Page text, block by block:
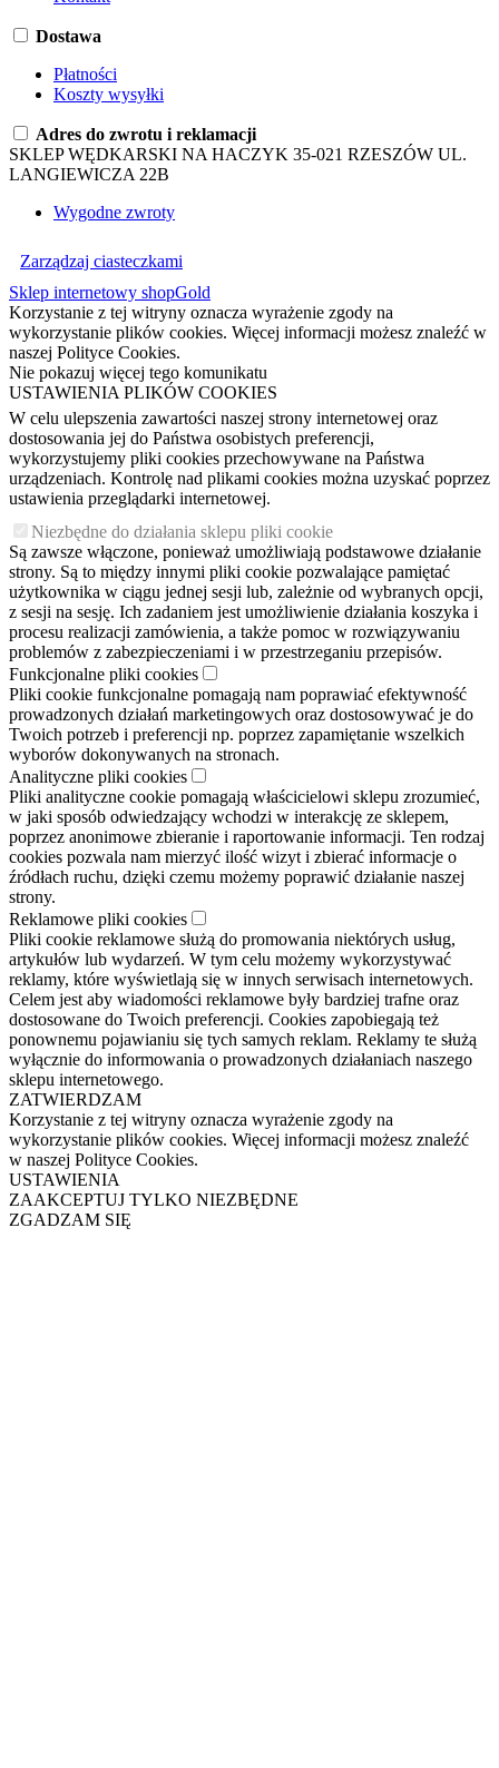
Dostawa
Płatności
Koszty wysyłki
Adres do zwrotu i reklamacji
SKLEP WĘDKARSKI NA HACZYK 35-021 RZESZÓW UL.
LANGIEWICZA 22B
Wygodne zwroty
Zarządzaj ciasteczkami
Sklep internetowy shopGold
Korzystanie z tej witryny oznacza wyrażenie zgody na
wykorzystanie plików cookies. Więcej informacji możesz znaleźć w
naszej Polityce Cookies.
Nie pokazuj więcej tego komunikatu
USTAWIENIA PLIKÓW COOKIES
W celu ulepszenia zawartości naszej strony internetowej oraz
dostosowania jej do Państwa osobistych preferencji,
wykorzystujemy pliki cookies przechowywane na Państwa
urządzeniach. Kontrolę nad plikami cookies można uzyskać poprzez
ustawienia przeglądarki internetowej.
Niezbędne do działania sklepu pliki cookie
Są zawsze włączone, ponieważ umożliwiają podstawowe działanie
strony. Są to między innymi pliki cookie pozwalające pamiętać
użytkownika w ciągu jednej sesji lub, zależnie od wybranych opcji,
z sesji na sesję. Ich zadaniem jest umożliwienie działania koszyka i
procesu realizacji zamówienia, a także pomoc w rozwiązywaniu
problemów z zabezpieczeniami i w przestrzeganiu przepisów.
Funkcjonalne pliki cookies
Pliki cookie funkcjonalne pomagają nam poprawiać efektywność
prowadzonych działań marketingowych oraz dostosowywać je do
Twoich potrzeb i preferencji np. poprzez zapamiętanie wszelkich
wyborów dokonywanych na stronach.
Analityczne pliki cookies
Pliki analityczne cookie pomagają właścicielowi sklepu zrozumieć,
w jaki sposób odwiedzający wchodzi w interakcję ze sklepem,
poprzez anonimowe zbieranie i raportowanie informacji. Ten rodzaj
cookies pozwala nam mierzyć ilość wizyt i zbierać informacje o
źródłach ruchu, dzięki czemu możemy poprawić działanie naszej
strony.
Reklamowe pliki cookies
Pliki cookie reklamowe służą do promowania niektórych usług,
artykułów lub wydarzeń. W tym celu możemy wykorzystywać
reklamy, które wyświetlają się w innych serwisach internetowych.
Celem jest aby wiadomości reklamowe były bardziej trafne oraz
dostosowane do Twoich preferencji. Cookies zapobiegają też
ponownemu pojawianiu się tych samych reklam. Reklamy te służą
wyłącznie do informowania o prowadzonych działaniach naszego
sklepu internetowego.
ZATWIERDZAM
Korzystanie z tej witryny oznacza wyrażenie zgody na
wykorzystanie plików cookies. Więcej informacji możesz znaleźć
w naszej Polityce Cookies.
USTAWIENIA
ZAAKCEPTUJ TYLKO NIEZBĘDNE
ZGADZAM SIĘ